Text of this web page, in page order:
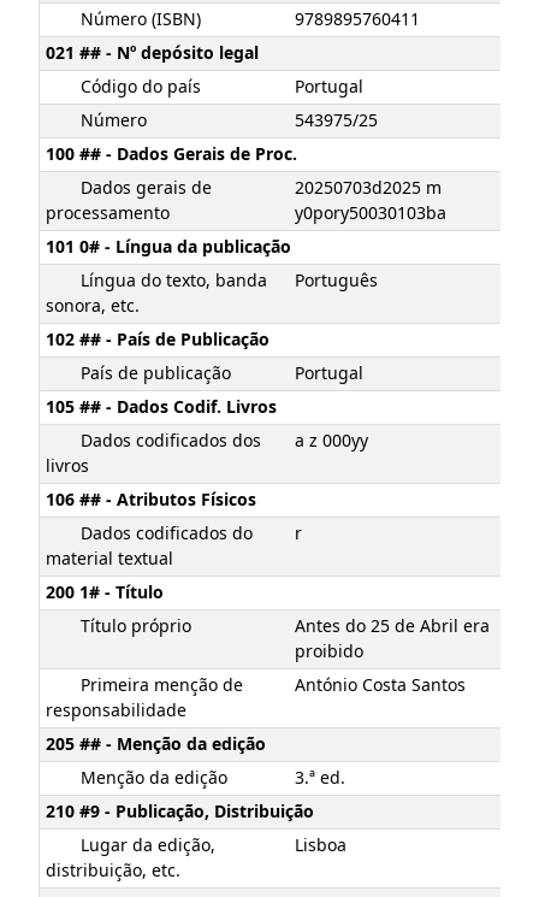
Número (ISBN)
9789895760411
021 ## - Nº depósito legal
Código do país
Portugal
Número
543975/25
100 ## - Dados Gerais de Proc.
Dados gerais de
processamento
20250703d2025 m
y0pory50030103ba
101 0# - Língua da publicação
Língua do texto, banda
sonora, etc.
Português
102 ## - País de Publicação
País de publicação
Portugal
105 ## - Dados Codif. Livros
Dados codificados dos
livros
a z 000yy
106 ## - Atributos Físicos
Dados codificados do
material textual
r
200 1# - Título
Título próprio
Antes do 25 de Abril era
proibido
Primeira menção de
responsabilidade
António Costa Santos
205 ## - Menção da edição
Menção da edição
3.ª ed.
210 #9 - Publicação, Distribuição
Lugar da edição,
distribuição, etc.
Lisboa